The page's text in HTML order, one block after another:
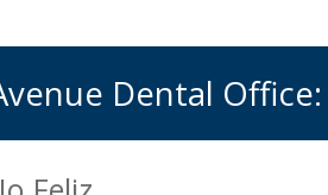
Dental